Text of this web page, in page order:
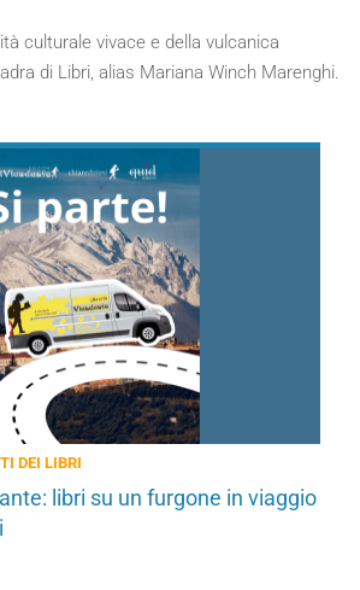
culturale vivace e della vulcanica
di Libri, alias Mariana Winch Marenghi.
DEI LIBRI
libri su un furgone in viaggio